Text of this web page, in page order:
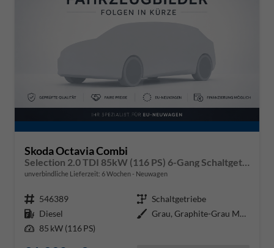
Skoda Octavia Combi
unverbindliche Lieferzeit: 6 Wochen Neuwagen
Fahrzeugnr. 546389 Getriebe Schaltgetriebe
Kraftstoff Diesel Außenfarbe
Grau, Graphite-Grau Metallic (5X
Leistung 85 kW (116 PS)